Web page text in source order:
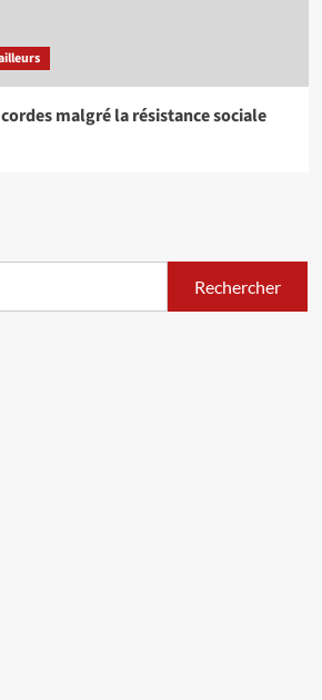
cordes malgré la résistance sociale
Rechercher